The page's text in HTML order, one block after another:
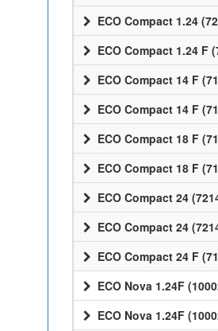
ECO Compact 1.24
ECO Compact 1.24 F
ECO Compact 14 F
ECO Compact 14 F
ECO Compact 18 F
ECO Compact 18 F
ECO Compact 24
ECO Compact 24
ECO Compact 24 F
ECO Nova 1.24F
ECO Nova 1.24F